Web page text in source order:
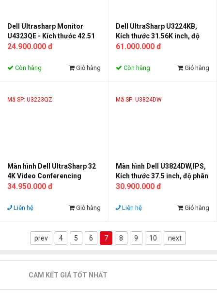
Dell Ultrasharp Monitor
U4323QE - Kích thước 42.51
inch IPS; (4K )3840 x2160 @
24.900.000 đ
Còn hàng Giỏ hàng
Dell UltraSharp U3224KB,
Kích thước 31.56K inch, độ
phân giải LED 6144 x 3456, 60
61.000.000 đ
Còn hàng Giỏ hàng
Mã SP: U3223QZ
Màn hình Dell UltraSharp 32
4K Video Conferencing
Monitor - U3223QZ : Kích
x 2160, 60 Hz
34.950.000 đ
Liên hệ Giỏ hàng
Mã SP: U3824DW
Màn hình Dell U3824DW,IPS,
Kích thước 37.5 inch, độ phân
giải 3840 x 1600, Ultrawide
30.900.000 đ
Liên hệ Giỏ hàng
prev 4 5 6 7 8 9 10 next
CAM KẾT GIÁ TỐT NHẤT